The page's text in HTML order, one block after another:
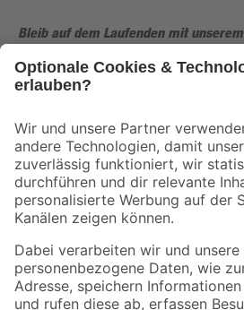
Bleib auf dem Laufenden mit
Der toom Newsletter: Keine Angebote und
Folge uns
Zahlungsarten